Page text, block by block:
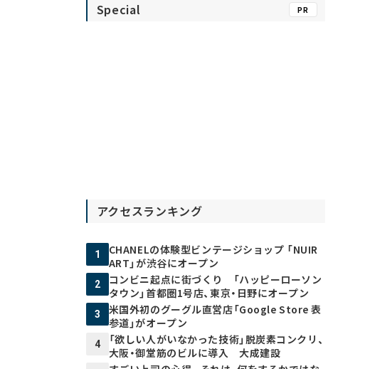
Special PR
アクセスランキング
1
CHANELの体験型ビンテージショップ 「NUIR
ART」が渋谷にオープン
2
コンビニ起点に街づくり 「ハッピーローソン
タウン」首都圏1号店、東京・日野にオープン
3
米国外初のグーグル直営店「Google Store 表
参道」がオープン
4
「欲しい人がいなかった技術」脱炭素コンクリ、
大阪・御堂筋のビルに導入 大成建設